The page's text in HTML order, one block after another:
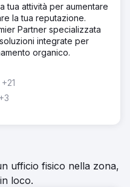
tua attività per aumentare
la tua reputazione.
Partner specializzata
integrate per
organico.
+21
+3
ufficio fisico nella zona,
loco.